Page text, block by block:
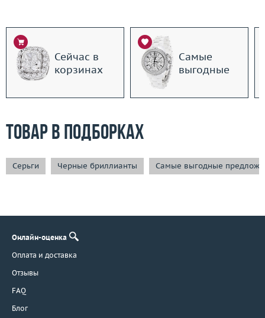
Сейчас в
корзинах
Самые
выгодные
Товар в подборках
Серьги Черные бриллианты Самые выгодные
Онлайн-оценка
Оплата и доставка
Отзывы
FAQ
Блог